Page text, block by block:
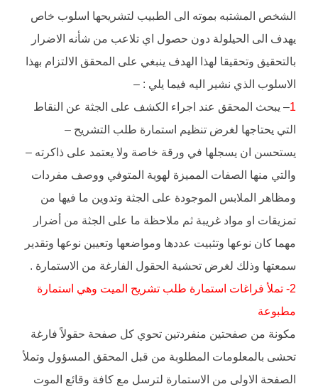
الشخص المشتبه بموته الى الطبيب لتشريحها اسلوب خاص
يهدف الى الحيلولة دون حصول اي تلاعب من شأنه الاضرار
بالتحقيق وتحقيقا لهذا الهدف ينبغي على المحقق الالتزام بهذا
الاسلوب الذي نشير اليه فيما يلي : –
1– يبحث المحقق عند اجراء الكشف على الجثة عن النقاط
التي يحتاجها لغرض تنظيم استمارة طلب التشريح –
يستحسن ان يسجلها في ورقة خاصة ولا يعتمد على ذاكرته –
والتي منها الصفات المميزة لهوية المتوفي ووصف مفردات
ومظاهر الملابس الموجودة على الجثة وتدوين ما فيها من
تمزيقات او مواد غريبة ثم ملاحظة ما على الجثة من أضرار
مهما كان نوعها وتثبيت عددها ومواضعها وتعيين نوعها وتقدير
سمعتها وذلك لغرض تحشية الحقول الفارغة من الاستمارة .
2- تملأ فراغات استمارة طلب تشريح الميت وهي استمارة
مطبوعة
مكونة من صفحتين منفردتين تحوي كل صفحة حقولاً فارغة
تحشى بالمعلومات المطلوبة من قبل المحقق المسؤول وتملأ
الصفحة الاولى من الاستمارة لترسل مع كافة وقائع الموت